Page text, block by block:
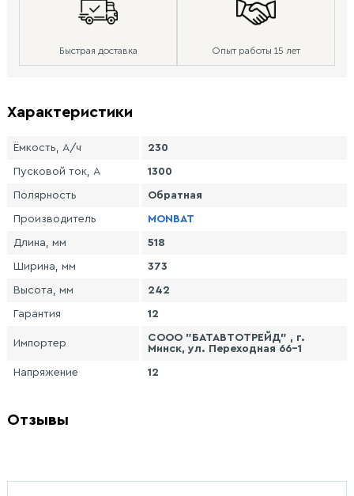
Быстрая доставка Опыт работы 15 лет
Характеристики
Ёмкость, А/ч 230
Пусковой ток, А 1300
Полярность Обратная
Производитель MONBAT
Длина, мм 518
Ширина, мм 373
Высота, мм 242
Гарантия 12
Импортер
СООО "БАТАВТОТРЕЙД" , г.
Минск, ул. Переходная 66-1
Напряжение 12
Отзывы